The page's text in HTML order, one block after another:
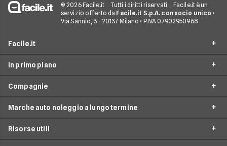
© 2026 Facile.it Tutti i diritti riservati
Facile.it è un
servizio offerto da Facile.it S.p.A. con socio unico •
Via Sannio, 3 - 20137 Milano • P.IVA 07902950968
Facile.it
Assicurazioni
Prestiti
Mutui
In primo piano
Noleggio lungo termine
City Car Noleggio lungo termine
Noleggio SUV
Compagnie
Arval
Marche auto noleggio a lungo termine
Risorse utili